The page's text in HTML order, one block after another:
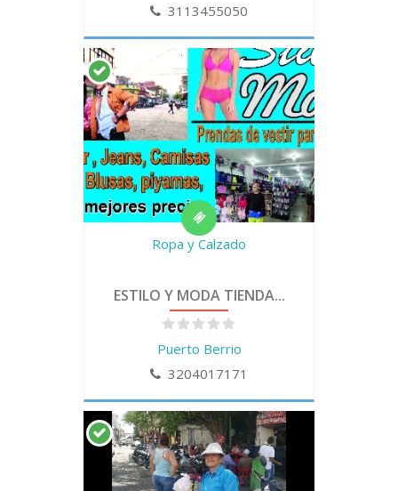
3113455050
Ropa y Calzado
ESTILO Y MODA TIENDA...
Puerto Berrio
3204017171